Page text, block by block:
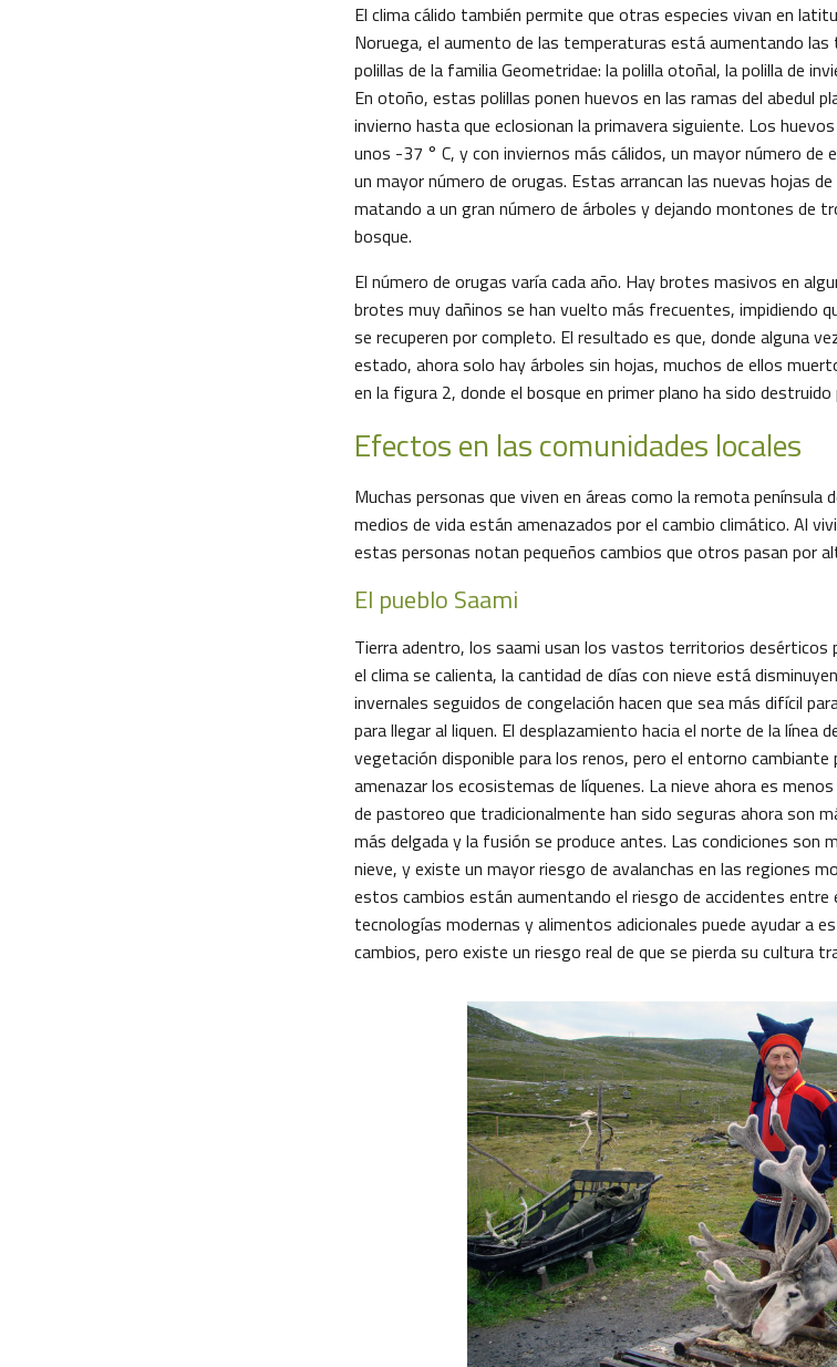
El clima cálido también permite que otras especies vivan en
Noruega, el aumento de las temperaturas está aumentando las
polillas de la familia Geometridae: la polilla otoñal, la polilla de
En otoño, estas polillas ponen huevos en las ramas del abedul
invierno hasta que eclosionan la primavera siguiente. Los
unos -37 ° C, y con inviernos más cálidos, un mayor número de
un mayor número de orugas. Estas arrancan las nuevas hojas
matando a un gran número de árboles y dejando montones de
bosque.
El número de orugas varía cada año. Hay brotes masivos en
brotes muy dañinos se han vuelto más frecuentes, impidiendo
se recuperen por completo. El resultado es que, donde alguna
estado, ahora solo hay árboles sin hojas, muchos de ellos
en la figura 2, donde el bosque en primer plano ha sido
Efectos en las comunidades locales
Muchas personas que viven en áreas como la remota península
medios de vida están amenazados por el cambio climático. Al
estas personas notan pequeños cambios que otros pasan por
El pueblo Saami
Tierra adentro, los saami usan los vastos territorios desérticos
el clima se calienta, la cantidad de días con nieve está
invernales seguidos de congelación hacen que sea más difícil
para llegar al liquen. El desplazamiento hacia el norte de la línea
vegetación disponible para los renos, pero el entorno
amenazar los ecosistemas de líquenes. La nieve ahora es
de pastoreo que tradicionalmente han sido seguras ahora son
más delgada y la fusión se produce antes. Las condiciones son
nieve, y existe un mayor riesgo de avalanchas en las regiones
estos cambios están aumentando el riesgo de accidentes entre
tecnologías modernas y alimentos adicionales puede ayudar a
cambios, pero existe un riesgo real de que se pierda su cultura